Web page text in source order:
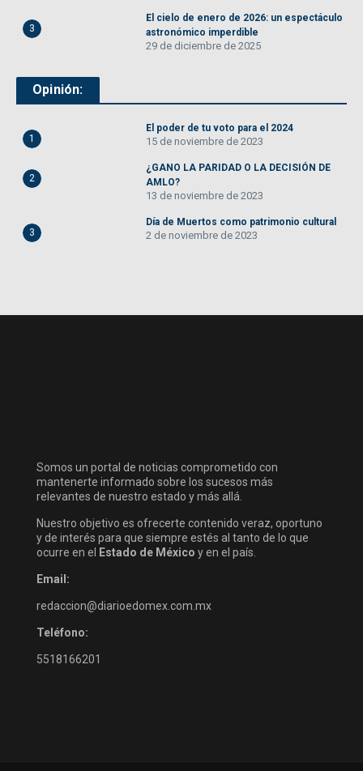
3
El cielo de enero de 2026: un espectáculo
astronómico imperdible
29 de diciembre de 2025
Opinión:
1
El poder de tu voto para el 2024
15 de noviembre de 2023
2
¿GANO LA PARIDAD O LA DECISIÓN DE
AMLO?
13 de noviembre de 2023
3
Día de Muertos como patrimonio cultural
2 de noviembre de 2023
Somos un portal de noticias comprometido con
mantenerte informado sobre los sucesos más
relevantes de nuestro estado y más allá.
Nuestro objetivo es ofrecerte contenido veraz, oportuno
y de interés para que siempre estés al tanto de lo que
ocurre en el
Estado de México y en el país.
Email:
redaccion@diarioedomex.com.mx
Teléfono:
5518166201